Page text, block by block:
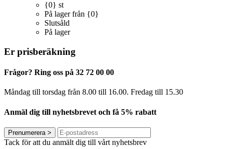
{0} st
På lager från {0}
Slutsåld
På lager
Er prisberäkning
Frågor? Ring oss på 32 72 00 00
Måndag till torsdag från 8.00 till 16.00. Fredag ​​till 15.30
Anmäl dig till nyhetsbrevet och få 5% rabatt
Prenumerera>
Tack för att du anmält dig till vårt nyhetsbrev